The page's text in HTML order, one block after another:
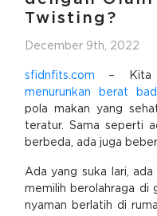
Twisting?
December 9th, 2022
sfidnfits.com – Kita
menurunkan berat
pola makan yang
teratur. Sama seperti
berbeda, ada juga
Ada yang suka lari,
memilih berolahraga di
nyaman berlatih di